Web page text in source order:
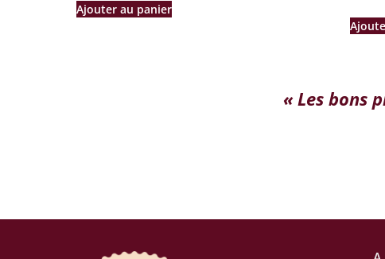
Ajouter au panier
« Les bons